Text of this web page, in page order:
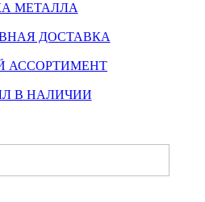
МЕТАЛЛА
ДОСТАВКА
АССОРТИМЕНТ
В НАЛИЧИИ